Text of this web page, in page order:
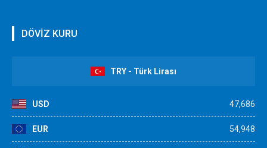
DÖVİZ KURU
TRY - Türk Lirası
USD 47,686
EUR 54,948